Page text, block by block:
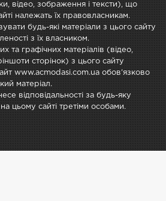
відео, зображення і тексти), що
належать їх правовласникам.
будь-які матеріали з цього сайту
з їх власником.
та графічних матеріалів (відео,
сторінок) з цього сайту
www.acmodasi.com.ua обов'язково
матеріал.
відповідальності за будь-яку
цьому сайті третіми особами.